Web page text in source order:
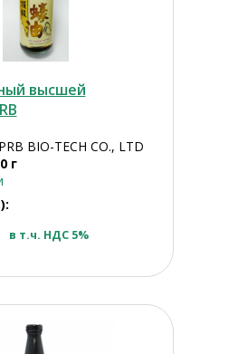
высшей
BIO-TECH CO., LTD
г
в т.ч. НДС 5%